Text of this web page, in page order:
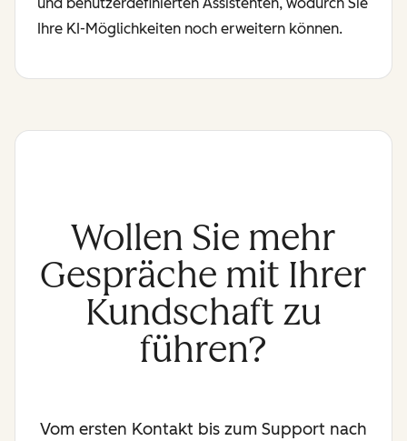
Ihre KI-Möglichkeiten noch erweitern können.
Wollen Sie mehr
Gespräche mit Ihrer
Kundschaft zu
führen?
Vom ersten Kontakt bis zum Support nach